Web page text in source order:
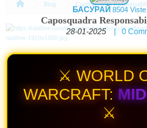
Blog Caposquadra
БАСУРАЙ 8504 Viste
Caposquadra
28-01-2025 |0
⚔️ WORLD
WARCRAFT:
⚔️